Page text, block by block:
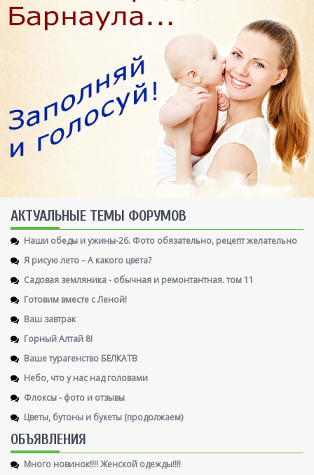
AКТУАЛЬНЫЕ ТЕМЫ ФОРУМОВ
Наши обеды и ужины-26. Фото обязательно, рецепт желательно
Я рисую лето – А какого цвета?
Садовая земляника - обычная и ремонтантная. том 11
Готовим вместе с Леной!
Ваш завтрак
Горный Алтай 8!
Ваше турагенство БЕЛКАТВ
Небо, что у нас над головами
Флоксы - фото и отзывы
Цветы, бутоны и букеты (продолжаем)
ОБЪЯВЛЕНИЯ
Много новинок!!!! Женской одежды!!!!